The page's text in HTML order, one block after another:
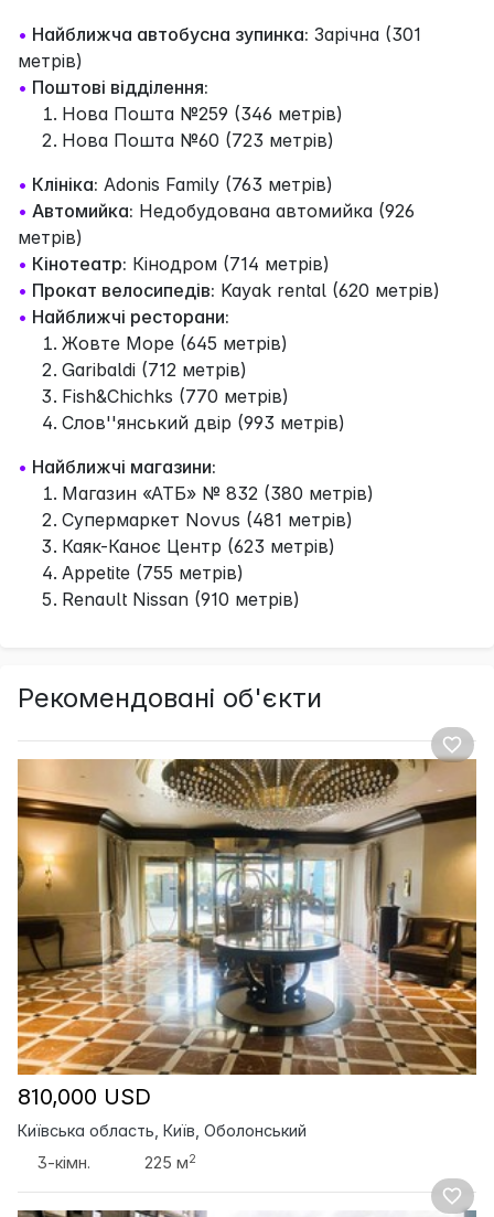
• Найближча автобусна зупинка: Зарічна (301
метрів)
• Поштові відділення:
Нова Пошта №259 (346 метрів)
Нова Пошта №60 (723 метрів)
• Клініка: Adonis Family (763 метрів)
• Автомийка: Недобудована автомийка (926
метрів)
• Кінотеатр: Кінодром (714 метрів)
• Прокат велосипедів: Kayak rental (620 метрів)
• Найближчі ресторани:
Жовте Море (645 метрів)
Garibaldi (712 метрів)
Fish&Chichks (770 метрів)
Слов''янський двір (993 метрів)
• Найближчі магазини:
Магазин «АТБ» № 832 (380 метрів)
Супермаркет Novus (481 метрів)
Каяк-Каноє Центр (623 метрів)
Appetite (755 метрів)
Renault Nissan (910 метрів)
Рекомендовані об'єкти
810,000 USD
Київська область, Київ, Оболонський
3-кімн.
225 м2